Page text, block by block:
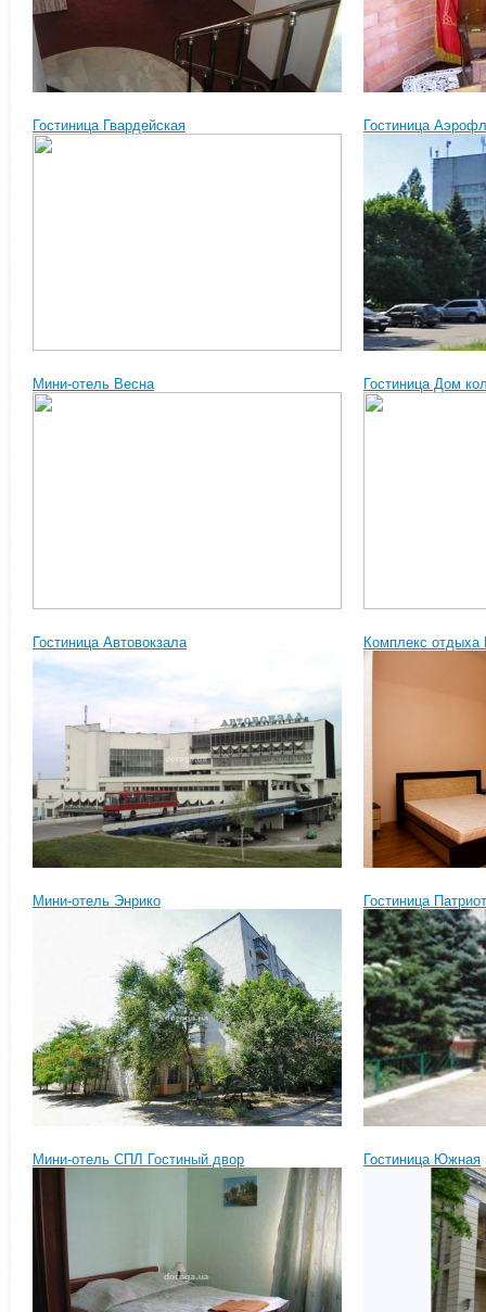
Гостиница Гвардейская Гостиница
Мини-отель Весна Гостиница Дом
Гостиница Автовокзала Комплекс
Мини-отель Энрико Гостиница Патриот
Мини-отель СПЛ Гостиный двор Гостиница Южная